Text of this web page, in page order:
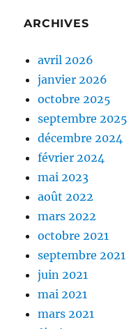
ARCHIVES
avril 2026
janvier 2026
octobre 2025
septembre 2025
décembre 2024
février 2024
mai 2023
août 2022
mars 2022
octobre 2021
septembre 2021
juin 2021
mai 2021
mars 2021